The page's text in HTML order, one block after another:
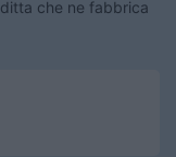
che ne fabbrica